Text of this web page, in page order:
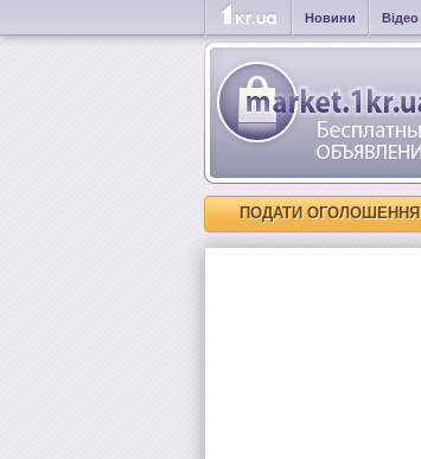
Новини Відео
ПОДАТИ ОГОЛОШЕННЯ